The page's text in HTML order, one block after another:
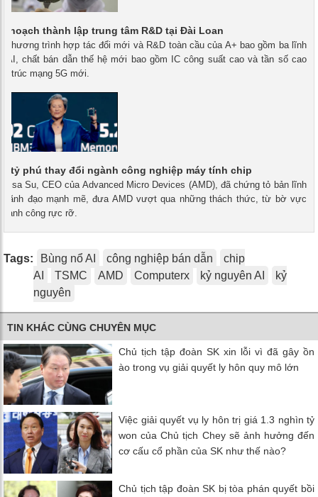
hoạch thành lập trung tâm R&D tại Đài Loan
Chương trình hợp tác đổi mới và R&D toàn cầu của A+ bao gồm ba lĩnh
AI, chất bán dẫn thế hệ mới bao gồm IC công suất cao và tần số cao
trúc mạng 5G mới.
tỷ phú thay đổi ngành công nghiệp máy tính chip
Lisa Su, CEO của Advanced Micro Devices (AMD), đã chứng tỏ bản lĩnh
lãnh đạo mạnh mẽ, đưa AMD vượt qua những thách thức, từ bờ vực
công rực rỡ.
Tags: Bùng nổ AI công nghiệp bán dẫn
chip
AI
TSMC AMD Computerx kỷ nguyên AI
kỷ
nguyên
TIN KHÁC CÙNG CHUYÊN MỤC
Chủ tịch tập đoàn SK xin lỗi vì đã gây ồn
ào trong vụ giải quyết ly hôn quy mô lớn
Việc giải quyết vụ ly hôn trị giá 1.3 nghìn tỷ
won của Chủ tịch Chey sẽ ảnh hưởng đến
cơ cấu cổ phần của SK như thế nào?
Chủ tịch tập đoàn SK bị tòa phán quyết bồi